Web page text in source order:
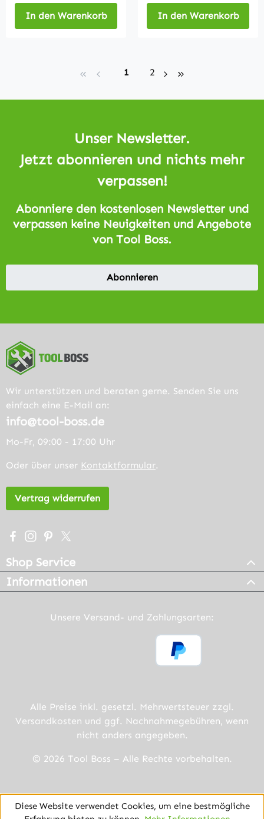
In den Warenkorb In den Warenkorb
Seite
1 Seite
2
Unser Newsletter.
Jetzt abonnieren und nichts mehr
verpassen!
Abonniere den kostenlosen Newsletter und
verpassen keine Neuigkeiten und Angebote
von Tool Boss.
Abonnieren
Wir unterstützen und beraten gerne. Senden Sie uns
einfach eine E-Mail an:
info@tool-boss.de
Mo-Fr, 09:00 - 17:00 Uhr
Oder über unser Kontaktformular.
Vertrag widerrufen
Besuche uns auf Facebook – öffnet in neuem Tab
Schau auf Instagram vorbei – öffnet in neuem Tab
Lass dich auf Pinterest inspirieren – öffnet in
Folge uns auf X – öffnet in neuem Tab
Shop Service
Informationen
Unsere Versand- und Zahlungsarten:
Alle Preise inkl. gesetzl. Mehrwertsteuer zzgl.
Versandkosten und ggf. Nachnahmegebühren, wenn
nicht anders angegeben.
© 2026 Tool Boss – Alle Rechte vorbehalten.
Diese Website verwendet Cookies, um eine bestmögliche